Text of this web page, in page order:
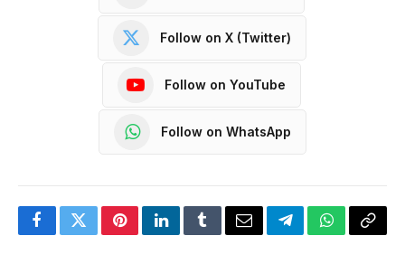
Follow on X (Twitter)
Follow on YouTube
Follow on WhatsApp
FacebookTwitterPinterestLinkedInTumblrEmailTelegramWhatsApp
Copy